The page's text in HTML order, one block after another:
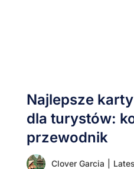
Najlepsze
dla turystów:
przewodnik
Clover Garcia